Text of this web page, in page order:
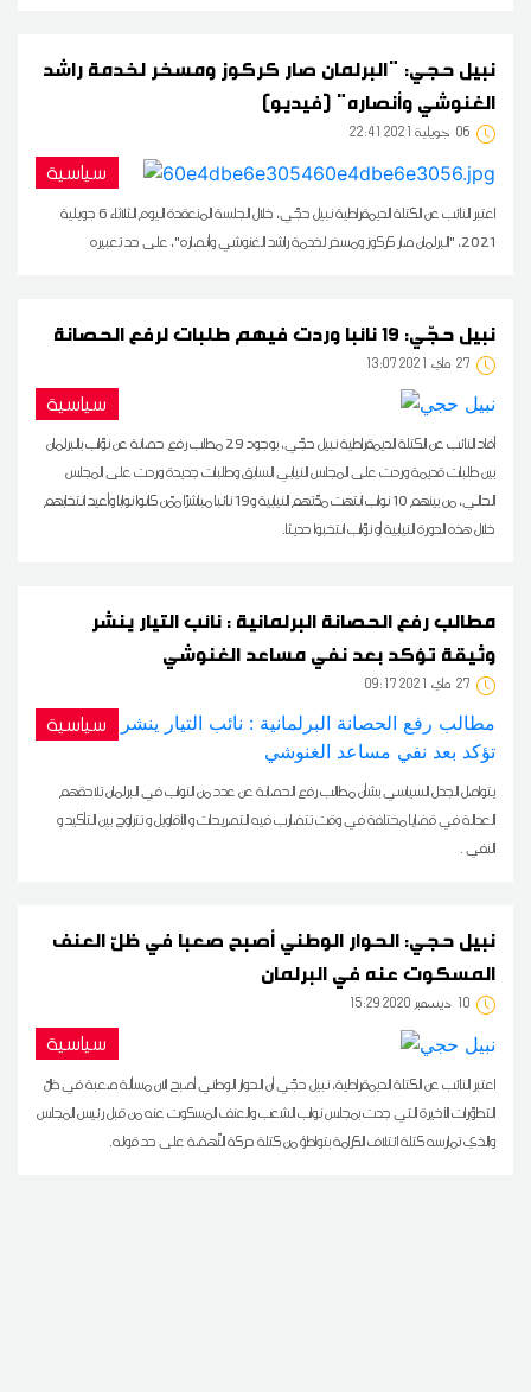
نبيل حجي: "البرلمان صار كركوز ومسخر لخدمة راشد
الغنوشي وأنصاره" (فيديو)
06 22:41 2021 جويلية
سياسية
اعتبر النائب عن الكتلة الديمقراطية نبيل حجّي، خلال الجلسة المنعقدة اليوم الثلاثاء 6 جويلية
2021، "البرلمان صار كركوز ومسخر لخدمة راشد الغنوشي وأنصاره"، على حد تعبيره
نبيل حجّي: 19 نائبا وردت فيهم طلبات لرفع الحصانة
27 13:07 2021 ماي
سياسية
أفاد النائب عن الكتلة الديمقراطية نبيل حجّي، بوجود 29 مطلب رفع حصانة عن نوّاب بالبرلمان
بين طلبات قديمة وردت على المجلس النيابي السابق وطلبات جديدة وردت على المجلس
الحالي، من بينهم 10 نواب انتهت مدّتهم النيابية و19 نائبا مباشرًا ممّن كانوا نوابا وأعيد انتخابهم
خلال هذه الدورة النيابية أو نوّاب انتخبوا حديثا.
مطالب رفع الحصانة البرلمانية : نائب التيار ينشر
وثيقة تؤكد بعد نفي مساعد الغنوشي
27 09:17 2021 ماي
سياسية
يتواصل الجدل السياسي بشأن مطالب رفع الحصانة عن عدد من النواب في البرلمان تلاحقهم
العدالة في قضايا مختلفة في وقت تتضارب فيه التصريحات و الأقاويل و تتراوح بين التأكيد و
النفي .
نبيل حجي: الحوار الوطني أصبح صعبا في ظلّ العنف
المسكوت عنه في البرلمان
10 15:29 2020 ديسمبر
سياسية
اعتبر النائب عن الكتلة الديمقراطية، نبيل حجّي أن الحوار الوطني أصبح الان مسألة صعبة في ظلّ
التطوّرات الأخيرة التي جدت بمجلس نواب الشعب والعنف المسكوت عنه من قبل رئيس المجلس
والذي تمارسه كتلة ائتلاف الكرامة بتواطؤ من كتلة حركة النّهضة على حد قوله.